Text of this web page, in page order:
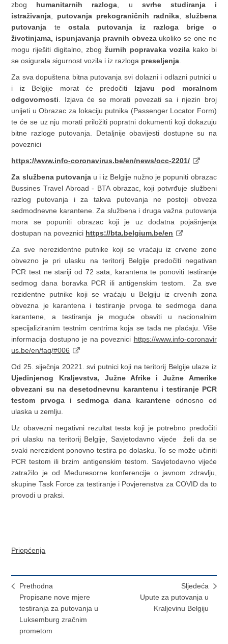
zbog humanitarnih razloga , u svrhe studiranja i
istraživanja
putovanja prekograničnih radnika, službena
putovanja te ostala putovanja iz razloga brige o
životinjama, ispunjavanja pravnih obvezaukoliko se one ne
mogu riješiti digitalno, zbog žurnih popravaka vozilakako bi
se osigurala sigurnost vozila i iz razloga preseljenja
Za sva dopuštena bitna putovanja svi dolazni i odlazni putnici u
i iz Belgije morat će predočiti Izjavu pod moralnom
odgovornosti . Izjava će se morati povezati sa i njezin broj
unijeti u Obrazac za lokaciju putnika (Passenger Locator Form)
te će se uz nju morati priložiti popratni dokumenti koji dokazuju
bitne razloge putovanja. Detaljnije obavijesti dostupne su na
poveznici
https://www.info-coronavirus.be/en/news/occ-2201/
Za službena putovanjau i iz Belgije nužno je popuniti obrazac
Bussines Travel Abroad - BTA obrazac, koji potvrđuje službeni
razlog putovanja i za takva putovanja ne postoji obveza
sedmodnevne karantene. Za službena i druga važna putovanja
mora se popuniti obrazac koji je uz dodatna pojašnjenja
dostupan na poveznici https://bta.belgium.be/en
Za sve nerezidentne putnike koji se vraćaju iz crvene zone
obvezno je pri ulasku na teritorij Belgije predočiti negativan
PCR test ne stariji od 72 sata, karantena te ponoviti testiranje
sedmog dana boravka PCR ili antigenskim testom. Za sve
rezidentne putnike koji se vraćaju u Belgiju iz crvenih zona
obvezna je karantena i testiranje prvoga te sedmoga dana
karantene, a testiranja je moguće obaviti u nacionalnim
specijaliziranim testnim centrima koja se tada ne plaćaju. Više
informacija dostupno je na poveznici https://www.info-coronavir
us.be/en/faq/#006
Od 25. siječnja 20221. svi putnici koji na teritorij Belgije ulaze iz
Ujedinjenog Kraljevstva, Južne Afrike i Južne Amerike
obvezani su na desetodnevnu karantenu i testiranje PCR
testom prvoga i sedmoga dana karantene odnosno od
ulaska u zemlju.
Uz obavezni negativni rezultat testa koji je potrebno predočiti
pri ulasku na teritorij Belgije, Savjetodavno vijeće želi da se
svaki nerezident ponovno testira po dolasku. To se može učiniti
PCR testom ili brzim antigenskim testom. Savjetodavno vijeće
zatražilo je od Međuresorne konferencije o javnom zdravlju,
skupine Task Force za testiranje i Povjerenstva za COVID da to
provodi u praksi.
Priopćenja
Prethodna
Propisane nove mjere
testiranja za putovanja u
Luksemburg zračnim
prometom
Sljedeća
Upute za putovanja u
Kraljevinu Belgiju